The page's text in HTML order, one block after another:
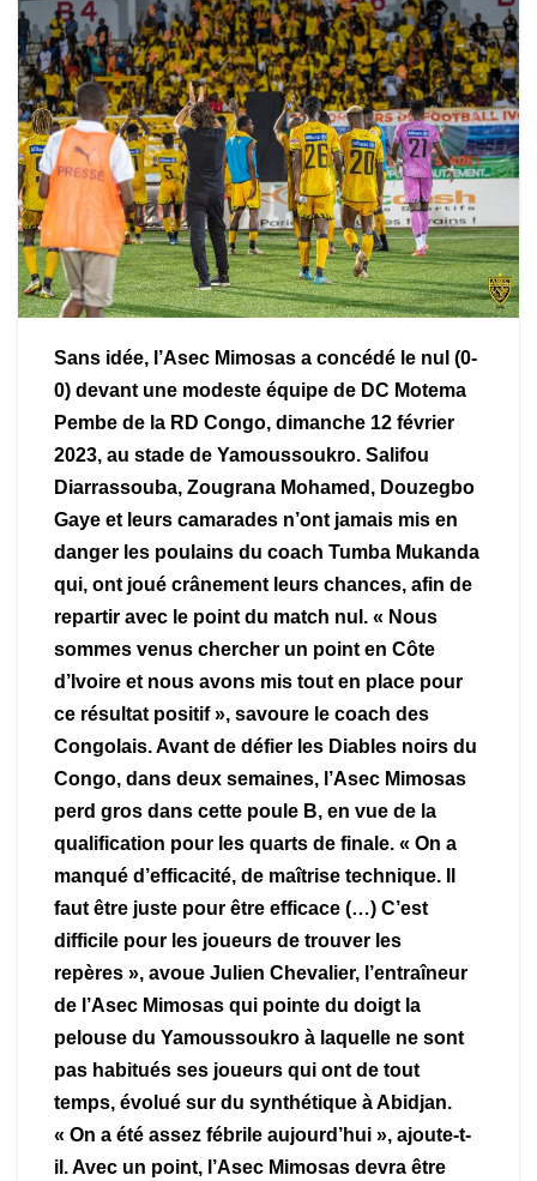
Sans idée, l’Asec Mimosas a concédé le nul (0-
0) devant une modeste équipe de DC Motema
Pembe de la RD Congo, dimanche 12 février
2023, au stade de Yamoussoukro. Salifou
Diarrassouba, Zougrana Mohamed, Douzegbo
Gaye et leurs camarades n’ont jamais mis en
danger les poulains du coach Tumba Mukanda
qui, ont joué crânement leurs chances, afin de
repartir avec le point du match nul. « Nous
sommes venus chercher un point en Côte
d’Ivoire et nous avons mis tout en place pour
ce résultat positif », savoure le coach des
Congolais. Avant de défier les Diables noirs du
Congo, dans deux semaines, l’Asec Mimosas
perd gros dans cette poule B, en vue de la
qualification pour les quarts de finale. « On a
manqué d’efficacité, de maîtrise technique. Il
faut être juste pour être efficace (…) C’est
difficile pour les joueurs de trouver les
repères », avoue Julien Chevalier, l’entraîneur
de l’Asec Mimosas qui pointe du doigt la
pelouse du Yamoussoukro à laquelle ne sont
pas habitués ses joueurs qui ont de tout
temps, évolué sur du synthétique à Abidjan.
« On a été assez fébrile aujourd’hui », ajoute-t-
il. Avec un point, l’Asec Mimosas devra être